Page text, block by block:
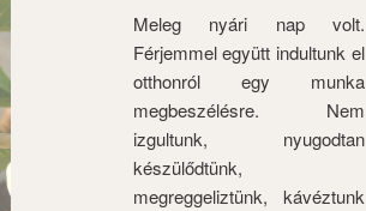
Meleg nyári nap volt.
Férjemmel együtt indultunk el
otthonról egy munka
megbeszélésre. Nem
izgultunk, nyugodtan
készülődtünk,
megreggeliztünk, kávéztunk